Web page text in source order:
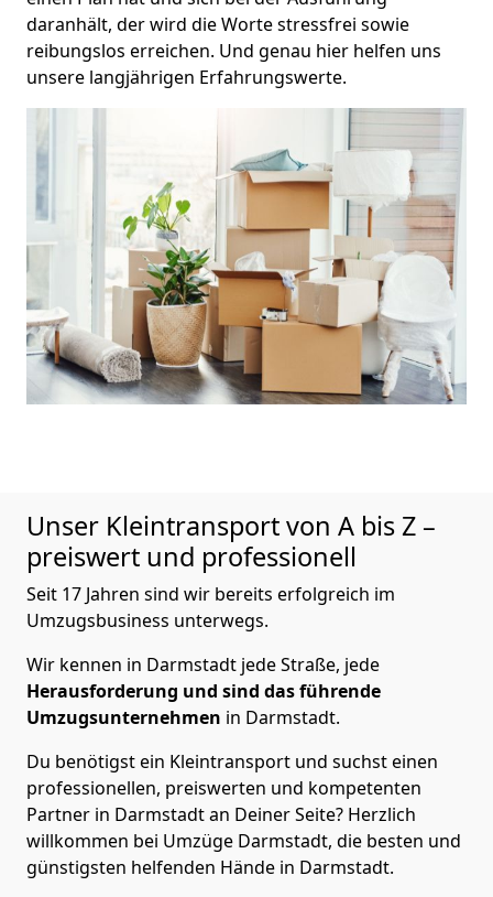
daranhält, der wird die Worte stressfrei sowie
reibungslos erreichen. Und genau hier helfen uns
unsere langjährigen Erfahrungswerte.
Unser Kleintransport von A bis Z –
preiswert und professionell
Seit 17 Jahren sind wir bereits erfolgreich im
Umzugsbusiness unterwegs.
Wir kennen in Darmstadt jede Straße, jede
Herausforderung und sind das führende
Umzugsunternehmen in Darmstadt.
Du benötigst ein Kleintransport und suchst einen
professionellen, preiswerten und kompetenten
Partner in Darmstadt an Deiner Seite? Herzlich
willkommen bei Umzüge Darmstadt, die besten und
günstigsten helfenden Hände in Darmstadt.